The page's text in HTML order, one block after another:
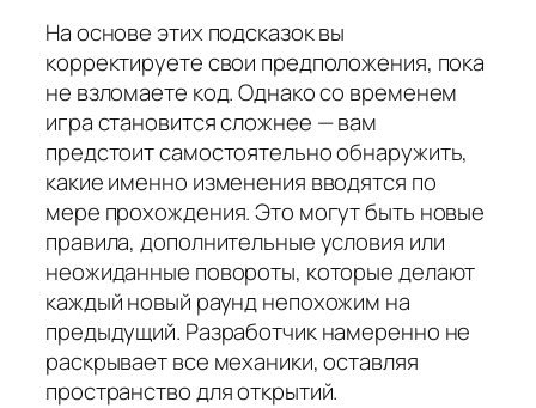
На основе этих подсказок вы
корректируете свои предположения, пока
не взломаете код. Однако со временем
игра становится сложнее — вам
предстоит самостоятельно обнаружить,
какие именно изменения вводятся по
мере прохождения. Это могут быть новые
правила, дополнительные условия или
неожиданные повороты, которые делают
каждый новый раунд непохожим на
предыдущий. Разработчик намеренно не
раскрывает все механики, оставляя
пространство для открытий.